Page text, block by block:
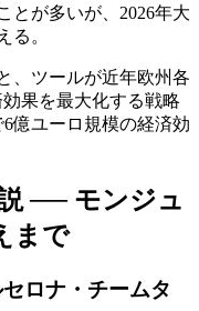
とが多いが、2026年大
る。
、ツールが近年欧州各
果を最大化する戦略
億ユーロ規模の経済効
── モンジュ
まで
ロナ・チームタ